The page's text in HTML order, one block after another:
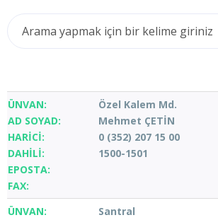
Özel Kalem Md.
Mehmet ÇETİN
0 (352) 207 15 00
1500-1501
Santral